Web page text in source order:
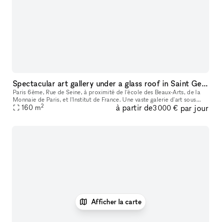
Spectacular art gallery under a glass roof in Saint Germain des Prés
Paris 6ème, Rue de Seine, à proximité de l'école des Beaux-Arts, de la
Monnaie de Paris, et l'Institut de France. Une vaste galerie d'art sous
verrières au cœur de Saint Germain des Prés, rénovée p
160 m2 à partir de3 000 € par jour
Afficher la carte